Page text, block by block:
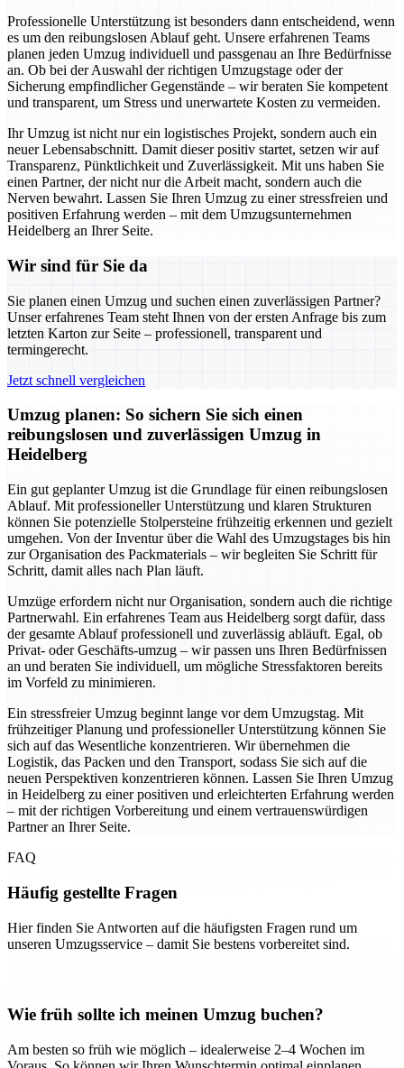
Professionelle Unterstützung ist besonders dann entscheidend, wenn
es um den reibungslosen Ablauf geht. Unsere erfahrenen Teams
planen jeden Umzug individuell und passgenau an Ihre Bedürfnisse
an. Ob bei der Auswahl der richtigen Umzugstage oder der
Sicherung empfindlicher Gegenstände – wir beraten Sie kompetent
und transparent, um Stress und unerwartete Kosten zu vermeiden.
Ihr Umzug ist nicht nur ein logistisches Projekt, sondern auch ein
neuer Lebensabschnitt. Damit dieser positiv startet, setzen wir auf
Transparenz, Pünktlichkeit und Zuverlässigkeit. Mit uns haben Sie
einen Partner, der nicht nur die Arbeit macht, sondern auch die
Nerven bewahrt. Lassen Sie Ihren Umzug zu einer stressfreien und
positiven Erfahrung werden – mit dem Umzugsunternehmen
Heidelberg an Ihrer Seite.
Wir sind für Sie da
Sie planen einen Umzug und suchen einen zuverlässigen Partner?
Unser erfahrenes Team steht Ihnen von der ersten Anfrage bis zum
letzten Karton zur Seite – professionell, transparent und
termingerecht.
Jetzt schnell vergleichen
Umzug planen: So sichern Sie sich einen
reibungslosen und zuverlässigen Umzug in
Heidelberg
Ein gut geplanter Umzug ist die Grundlage für einen reibungslosen
Ablauf. Mit professioneller Unterstützung und klaren Strukturen
können Sie potenzielle Stolpersteine frühzeitig erkennen und gezielt
umgehen. Von der Inventur über die Wahl des Umzugstages bis hin
zur Organisation des Packmaterials – wir begleiten Sie Schritt für
Schritt, damit alles nach Plan läuft.
Umzüge erfordern nicht nur Organisation, sondern auch die richtige
Partnerwahl. Ein erfahrenes Team aus Heidelberg sorgt dafür, dass
der gesamte Ablauf professionell und zuverlässig abläuft. Egal, ob
Privat- oder Geschäfts-umzug – wir passen uns Ihren Bedürfnissen
an und beraten Sie individuell, um mögliche Stressfaktoren bereits
im Vorfeld zu minimieren.
Ein stressfreier Umzug beginnt lange vor dem Umzugstag. Mit
frühzeitiger Planung und professioneller Unterstützung können Sie
sich auf das Wesentliche konzentrieren. Wir übernehmen die
Logistik, das Packen und den Transport, sodass Sie sich auf die
neuen Perspektiven konzentrieren können. Lassen Sie Ihren Umzug
in Heidelberg zu einer positiven und erleichterten Erfahrung werden
– mit der richtigen Vorbereitung und einem vertrauenswürdigen
Partner an Ihrer Seite.
FAQ
Häufig gestellte Fragen
Hier finden Sie Antworten auf die häufigsten Fragen rund um
unseren Umzugsservice – damit Sie bestens vorbereitet sind.
Wie früh sollte ich meinen Umzug buchen?
Am besten so früh wie möglich – idealerweise 2–4 Wochen im